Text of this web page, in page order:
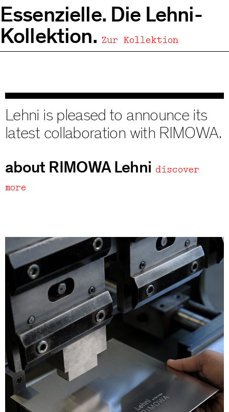
Essenzielle. Die Lehni-
Kollektion. Zur Kollektion
Lehni is pleased to announce its
latest collaboration with RIMOWA.
about RIMOWA Lehni discover
more
109
110
113
Chair 115
Goupil
Weidmann
Zulauf